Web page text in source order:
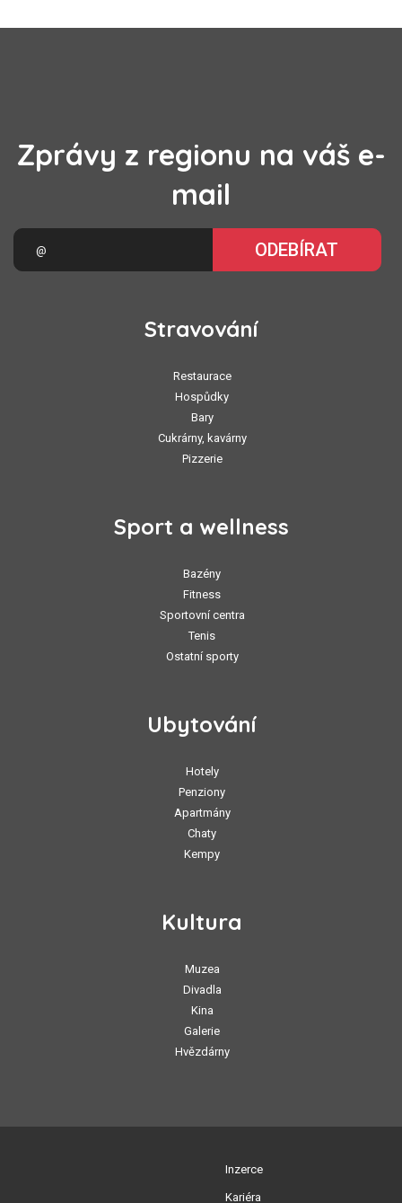
Zprávy z regionu na váš e-
mail
ODEBÍRAT
Stravování
Restaurace
Hospůdky
Bary
Cukrárny, kavárny
Pizzerie
Sport a wellness
Bazény
Fitness
Sportovní centra
Tenis
Ostatní sporty
Ubytování
Hotely
Penziony
Apartmány
Chaty
Kempy
Kultura
Muzea
Divadla
Kina
Galerie
Hvězdárny
Inzerce
Kariéra